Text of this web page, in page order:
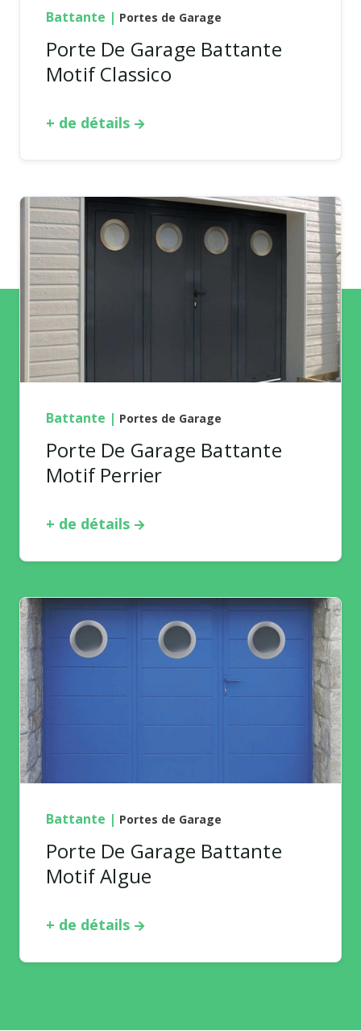
Battante | Portes de Garage
Porte De Garage Battante
Motif Classico
+ de détails
Battante | Portes de Garage
Porte De Garage Battante
Motif Perrier
+ de détails
Battante | Portes de Garage
Porte De Garage Battante
Motif Algue
+ de détails